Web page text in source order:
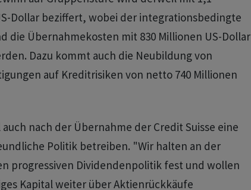
Dollar beziffert, wobei der integrationsbedingte
die Übernahmekosten mit 830 Millionen US-Dollar
Dazu kommt auch die Neubildung von
auf Kreditrisiken von netto 740 Millionen
auch nach der Übernahme der Credit Suisse eine
Politik betreiben. "Wir halten an der
progressiven Dividendenpolitik fest und wollen
Kapital weiter über Aktienrückkäufe